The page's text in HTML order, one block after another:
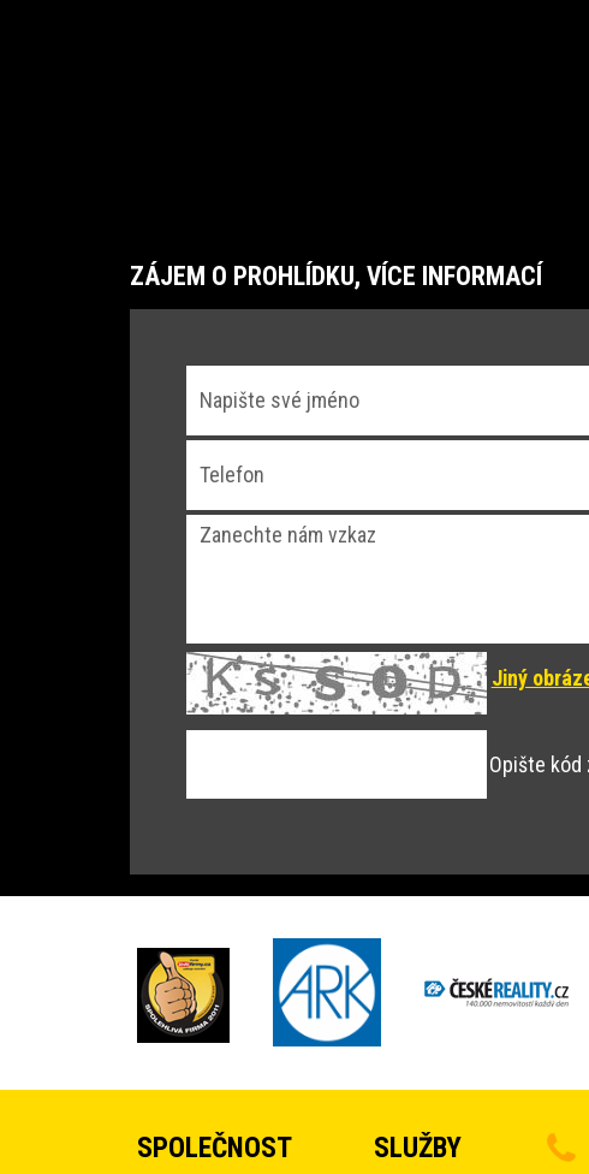
ZÁJEM O PROHLÍDKU, VÍCE INFORMACÍ
Jiný
Opište kód
SPOLEČNOST SLUŽBY